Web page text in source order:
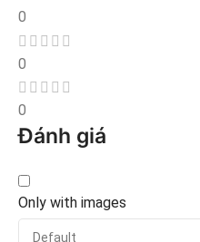
0
0
0
Đánh giá
Only with images